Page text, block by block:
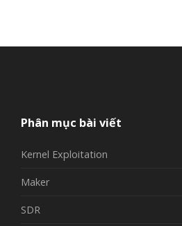
Phân mục bài viết
Kernel Exploitation
Maker
SDR